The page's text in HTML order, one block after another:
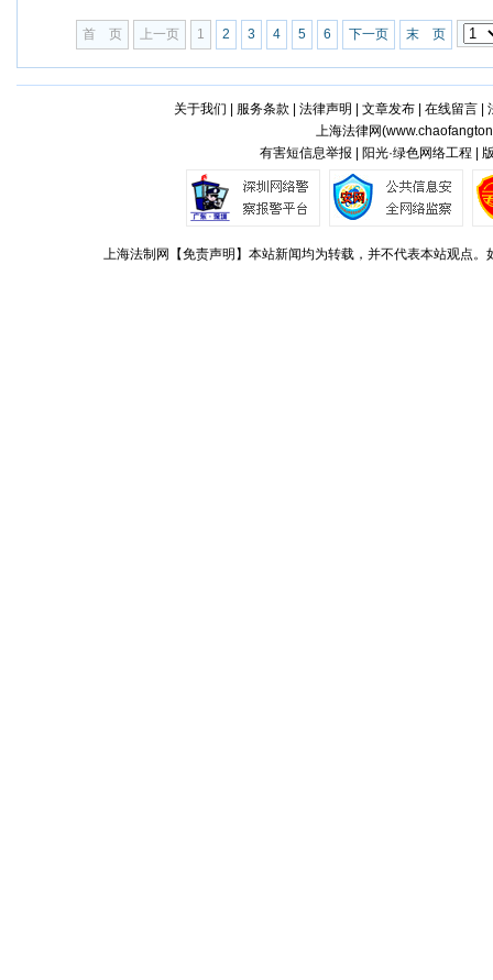
首 页 上一页 1 2 3 4 5 6 下一页 末 页
关于我们 服务条款 法律声明 文章发布| 在线留言|
上海法律网(
有害短信息举报 | 阳光·绿色网络工程 |
上海法制网【免责声明】本站新闻均为转载，并不代表本站观点